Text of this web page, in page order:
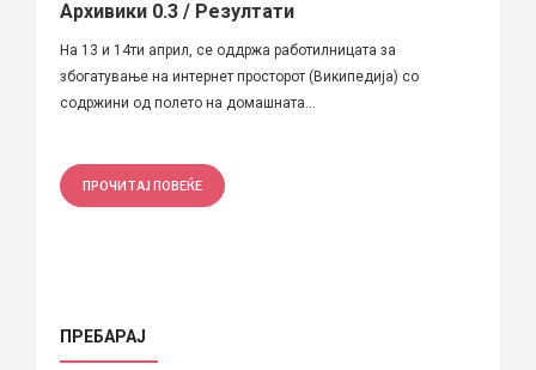
Архивики 0.3 / Резултати
На 13 и 14ти април, се оддржа работилницата за
збогатување на интернет просторот (Википедија) со
содржини од полето на домашната...
ПРОЧИТАЈ ПОВЕЌЕ
ПРЕБАРАЈ